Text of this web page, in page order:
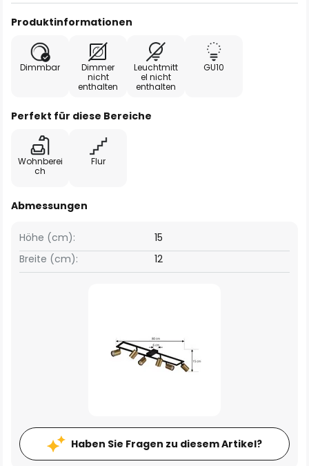
Produktinformationen
Dimmbar
Dimmer
nicht
enthalten
Leuchtmitt
el nicht
enthalten
GU10
Perfekt für diese Bereiche
Wohnberei
ch
Flur
Abmessungen
Breite (cm): 12
Höhe (cm): 15
Haben Sie Fragen zu diesem Artikel?